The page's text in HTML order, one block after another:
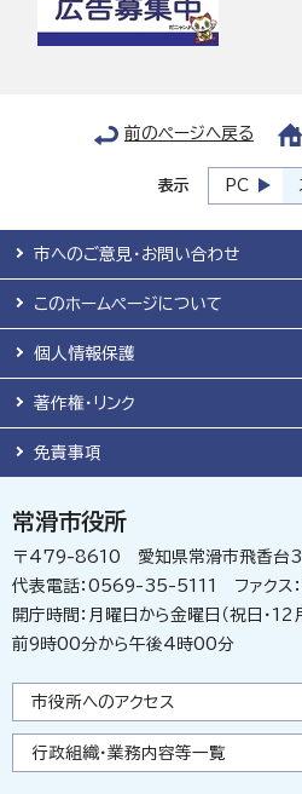
前のページへ戻る
表示 PC
市へのご意見・お問い合わせ
このホームページについて
個人情報保護
著作権・リンク
免責事項
常滑市役所
〒479-8610 愛知県常滑市飛香台3
代表電話：0569-35-5111 ファク
開庁時間：月曜日から金曜日（祝日・
前9時00分から午後4時00分
市役所へのアクセス
行政組織・業務内容等一覧